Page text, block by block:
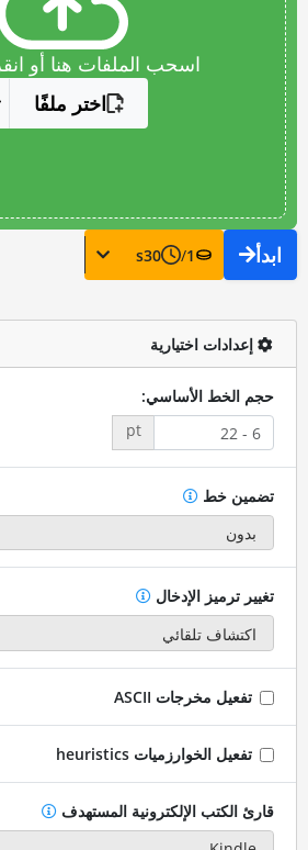
اسحب الملفات هنا أو
اختر ملفًا
ابدأ 1
/
30
s
إعدادات اختيارية
حجم الخط الأساسي:
pt
تضمين خط
تغيير ترميز الإدخال
تفعيل مخرجات ASCII
تفعيل الخوارزميات heuristics
قارئ الكتب الإلكترونية المستهدف